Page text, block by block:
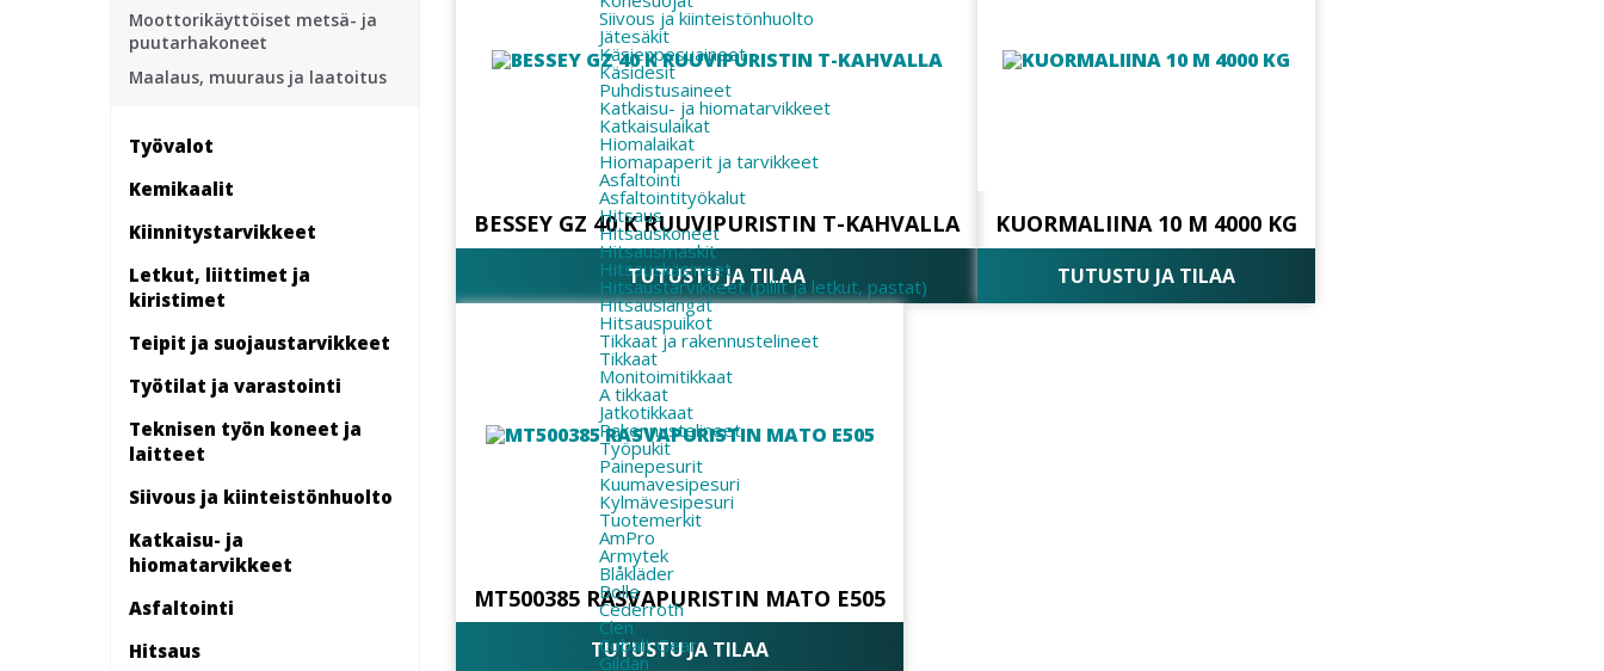
Siivous ja kiinteistönhuolto
Jätesäkit
Käsienpesuaineet
Käsidesit
Puhdistusaineet
Katkaisu- ja hiomatarvikkeet
Katkaisulaikat
Hiomalaikat
Hiomapaperit ja tarvikkeet
Asfaltointi
Asfaltointityökalut
Hitsaus
Hitsauskoneet
Hitsausmaskit
Hitsauskäsineet
Hitsaustarvikkeet (pillit ja letkut, pastat)
Hitsauslangat
Hitsauspuikot
Tikkaat ja rakennustelineet
Tikkaat
Monitoimitikkaat
A tikkaat
Jatkotikkaat
Rakennustelineet
Työpukit
Painepesurit
Kuumavesipesuri
Kylmävesipesuri
Tuotemerkit
AmPro
Armytek
Blåkläder
Bolle
Cederroth
Clen
Cobalt Gear
Gildan
Moottorikäyttöiset metsä- ja
puutarhakoneet
Maalaus, muuraus ja laatoitus
Työvalot
Kemikaalit
Kiinnitys­tarvikkeet
Letkut, liittimet ja
kiristimet
Teipit ja suojaustarvikkeet
Työtilat ja varastointi
Teknisen työn koneet ja
laitteet
Siivous ja kiinteistönhuolto
Katkaisu- ja
hiomatarvikkeet
Asfaltointi
Hitsaus
BESSEY GZ 40 K RUUVIPURISTIN T-KAHVALLA
TUTUSTU JA TILAA
KUORMALIINA 10 M 4000 KG
TUTUSTU JA TILAA
MT500385 RASVAPURISTIN MATO E505
TUTUSTU JA TILAA